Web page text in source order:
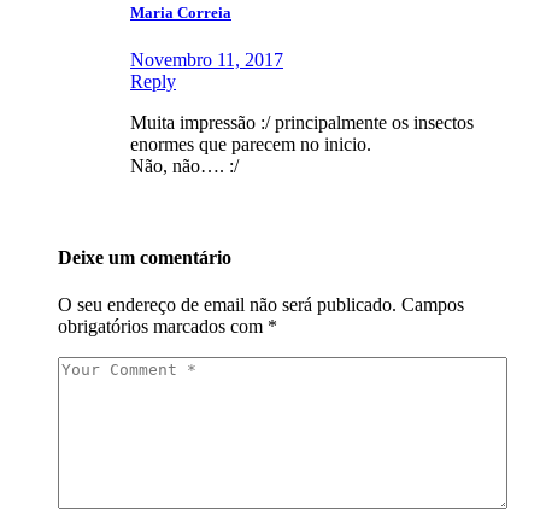
Maria Correia
Novembro 11, 2017
Reply
Muita impressão :/ principalmente os insectos
enormes que parecem no inicio.
Não, não…. :/
Deixe um comentário
O seu endereço de email não será publicado. Campos
obrigatórios marcados com *